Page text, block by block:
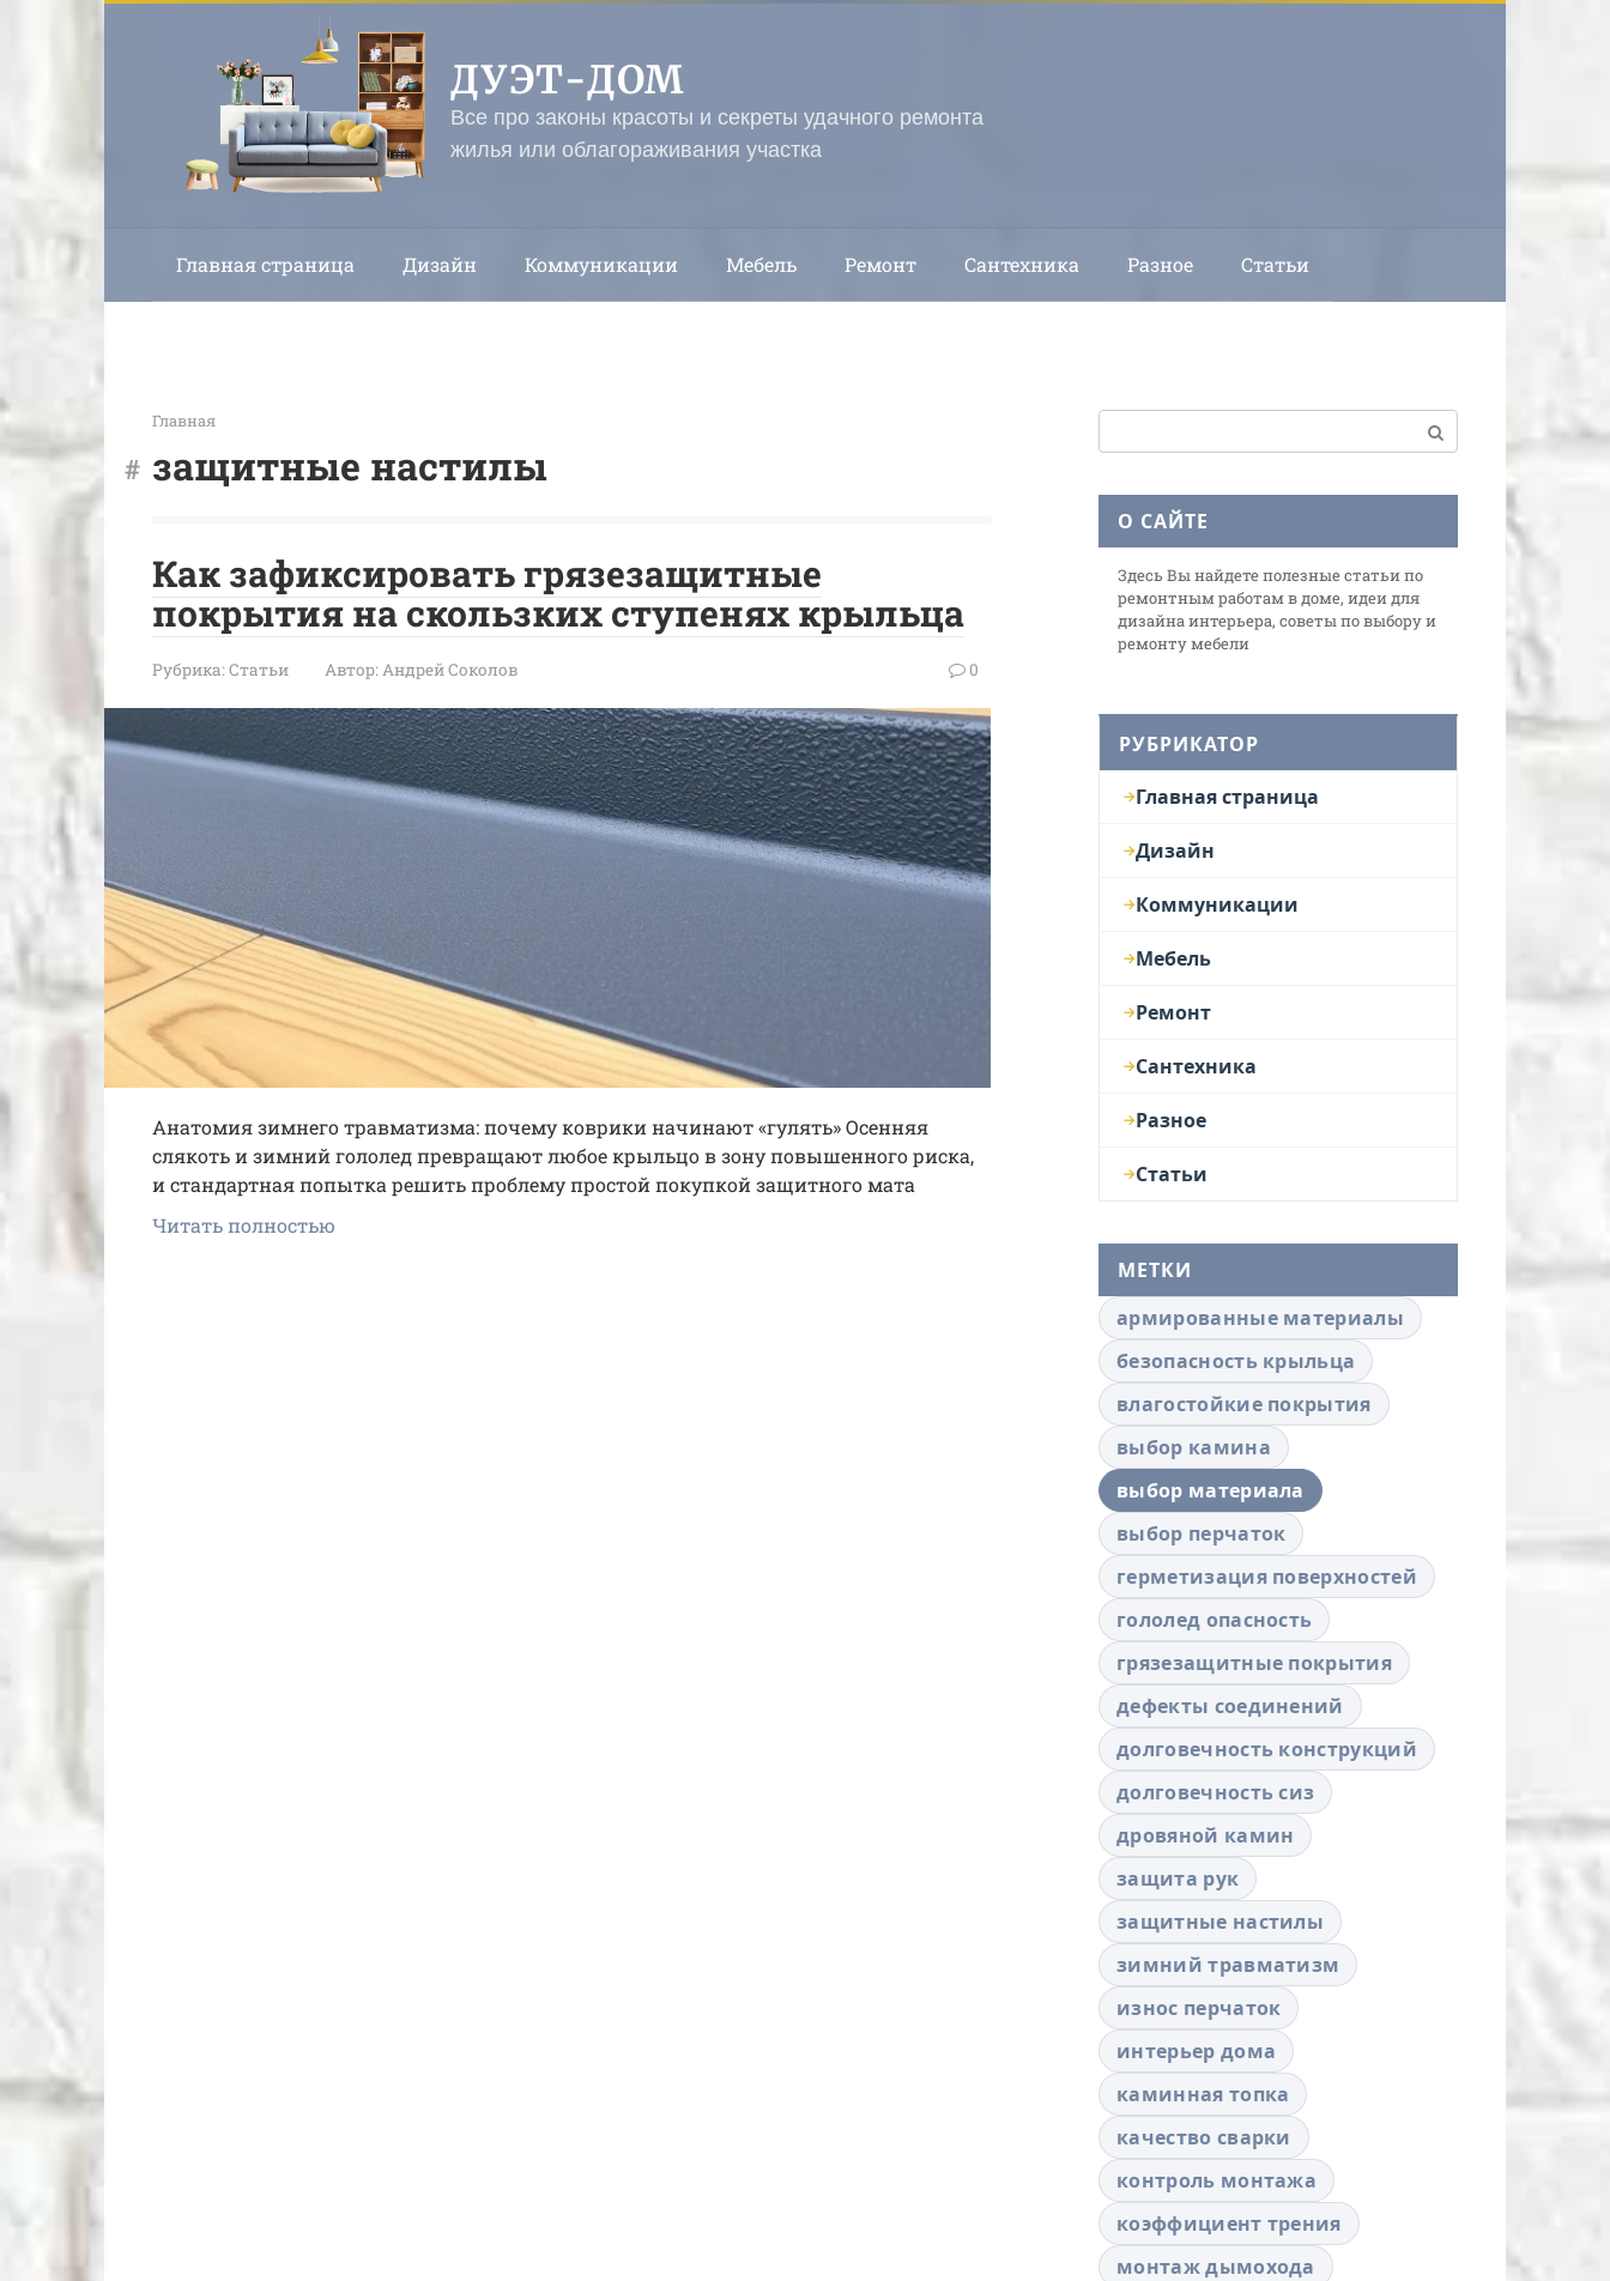
ДУЭТ-ДОМ
Все про законы красоты и секреты удачного ремонта
жилья или облагораживания участка
Главная страница Дизайн Коммуникации Мебель Ремонт Сантехника Разное Статьи
Главная
защитные настилы
Как зафиксировать грязезащитные
покрытия на скользких ступенях крыльца
Рубрика:Статьи Автор:Андрей Соколов 0
Анатомия зимнего травматизма: почему коврики начинают «гулять» Осенняя
слякоть и зимний гололед превращают любое крыльцо в зону повышенного риска,
и стандартная попытка решить проблему простой покупкой защитного мата
Читать полностью
О САЙТЕ
Здесь Вы найдете полезные статьи по
ремонтным работам в доме, идеи для
дизайна интерьера, советы по выбору и
ремонту мебели
РУБРИКАТОР
Главная страница
Дизайн
Коммуникации
Мебель
Ремонт
Сантехника
Разное
Статьи
МЕТКИ
армированные материалы
безопасность крыльца
влагостойкие покрытия
выбор камина
выбор материала
выбор перчаток
герметизация поверхностей
гололед опасность
грязезащитные покрытия
дефекты соединений
долговечность конструкций
долговечность сиз
дровяной камин
защита рук
защитные настилы
зимний травматизм
износ перчаток
интерьер дома
каминная топка
качество сварки
контроль монтажа
коэффициент трения
монтаж дымохода